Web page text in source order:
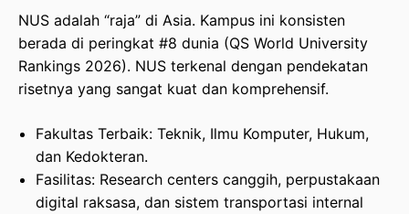
NUS adalah “raja” di Asia. Kampus ini konsisten
berada di peringkat #8 dunia (QS World University
Rankings 2026). NUS terkenal dengan pendekatan
risetnya yang sangat kuat dan komprehensif.
Fakultas Terbaik: Teknik, Ilmu Komputer, Hukum,
dan Kedokteran.
Fasilitas: Research centers canggih, perpustakaan
digital raksasa, dan sistem transportasi internal